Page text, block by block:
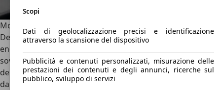
Motori McLaren MP4-12C
Deriva da un motore impiegato da Nissan nelle gare
endurance almeno una decina di anni prima il V8
sovralimentato biturbo montato sulla McLaren. Il motore
della McLaren MP4-12C è, dunque, un 3.8 sovralimentato
da due turbine con una potenza di 600 CV a 7.000 giri/min
Scopi
Dati di geolocalizzazione precisi e identificazione
attraverso la scansione del dispositivo
Pubblicità e contenuti personalizzati, misurazione delle
prestazioni dei contenuti e degli annunci, ricerche sul
pubblico, sviluppo di servizi